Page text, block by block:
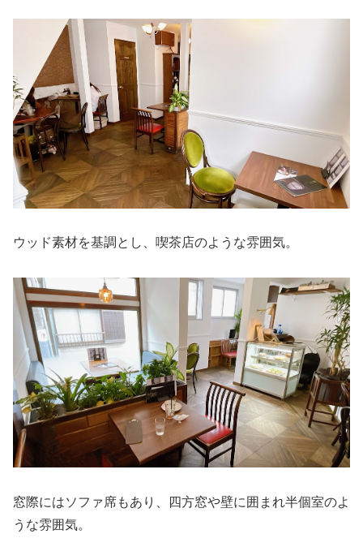
ウッド素材を基調とし、喫茶店のような雰囲気。
窓際にはソファ席もあり、四方窓や壁に囲まれ半個室のよ
うな雰囲気。